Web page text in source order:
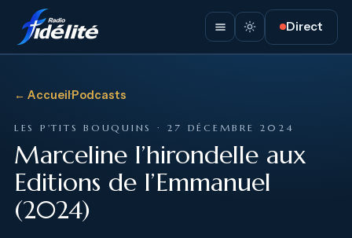
Direct
← Accueil·Podcasts
LES P'TITS BOUQUINS · 27 DÉCEMBRE 2024
Marceline l’hirondelle aux
Editions de l’Emmanuel
(2024)